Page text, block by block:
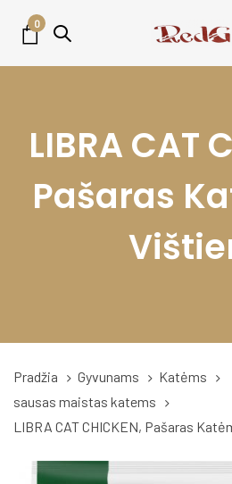
links
content
0
LIBRA CAT
Pašaras
Pradžia Gyvunams
Katėms
sausas maistas katems
LIBRA CAT CHICKEN, Pašaras
LIBRA